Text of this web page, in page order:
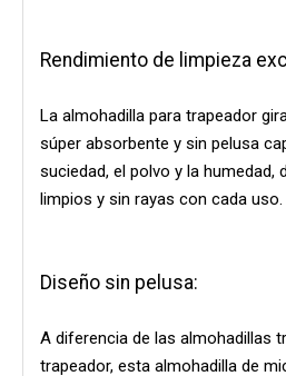
Rendimiento de limpieza
La almohadilla para trapeador
súper absorbente y sin pelusa
suciedad, el polvo y la humedad,
limpios y sin rayas con cada uso.
Diseño sin pelusa:
A diferencia de las almohadillas
trapeador, esta almohadilla de